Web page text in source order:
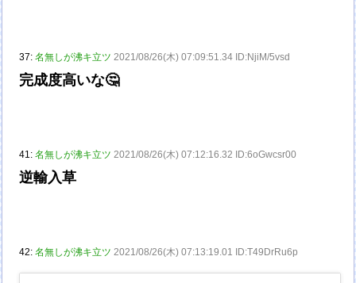
37:名無しが沸キ立ツ 2021/08/26(木) 07:09:51.34 ID:NjiM/5vsd
完成度高いな🤔
41:名無しが沸キ立ツ 2021/08/26(木) 07:12:16.32 ID:6oGwcsr00
逆輸入草
42:名無しが沸キ立ツ 2021/08/26(木) 07:13:19.01 ID:T49DrRu6p